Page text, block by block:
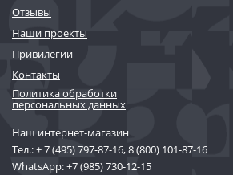
Отзывы
Наши проекты
Привилегии
Контакты
Политика обработки
персональных данных
Наш интернет-магазин
Тел.:+ 7 (495) 797-87-16,8 (800) 101-87-16
WhatsApp:+7 (985) 730-12-15